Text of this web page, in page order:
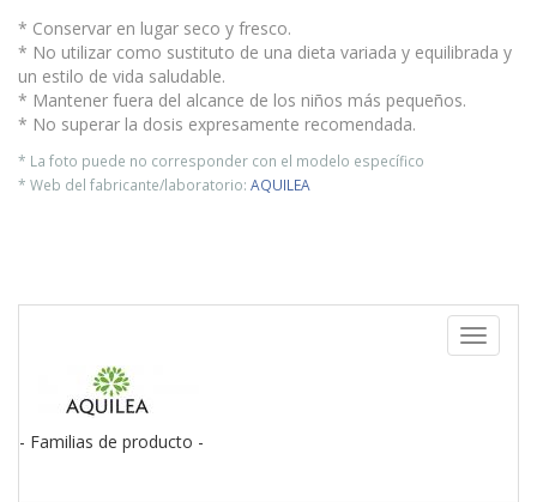
* Conservar en lugar seco y fresco.
* No utilizar como sustituto de una dieta variada y equilibrada y
un estilo de vida saludable.
* Mantener fuera del alcance de los niños más pequeños.
* No superar la dosis expresamente recomendada.
* La foto puede no corresponder con el modelo específico
* Web del fabricante/laboratorio: AQUILEA
Toggle
- Familias de producto -